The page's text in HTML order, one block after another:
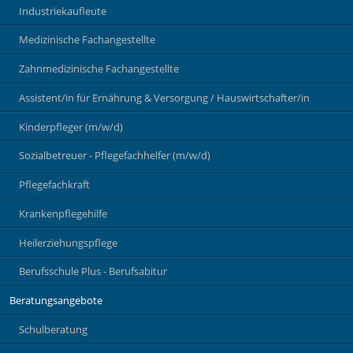
Industriekaufleute
Medizinische Fachangestellte
Zahnmedizinische Fachangestellte
Assistent/in für Ernährung & Versorgung / Hauswirtschafter/in
Kinderpfleger (m/w/d)
Sozialbetreuer - Pflegefachhelfer (m/w/d)
Pflegefachkraft
Krankenpflegehilfe
Heilerziehungspflege
Berufsschule Plus - Berufsabitur
Beratungsangebote
Schulberatung